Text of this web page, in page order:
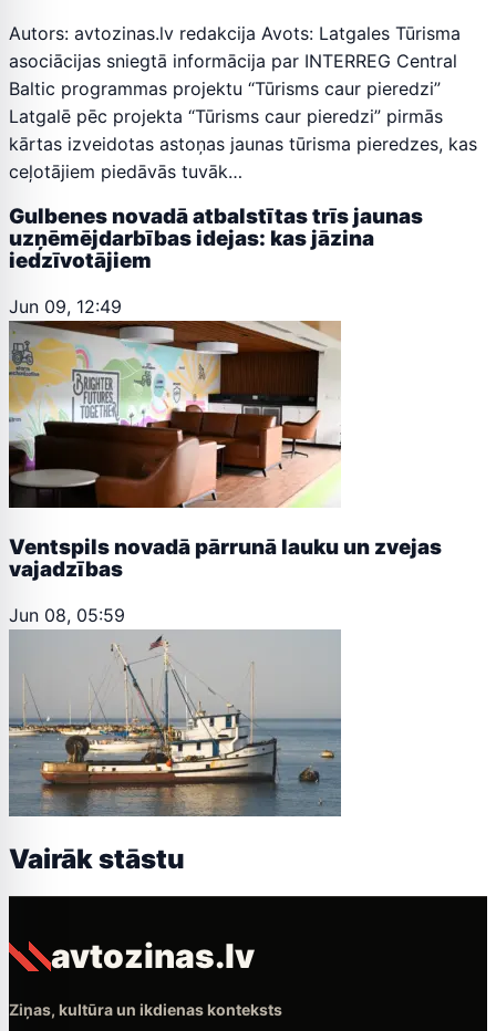
Autors: avtozinas.lv redakcija Avots: Latgales Tūrisma
asociācijas sniegtā informācija par INTERREG Central
Baltic programmas projektu “Tūrisms caur pieredzi”
Latgalē pēc projekta “Tūrisms caur pieredzi” pirmās
kārtas izveidotas astoņas jaunas tūrisma pieredzes, kas
ceļotājiem piedāvās tuvāk…
Gulbenes novadā atbalstītas trīs jaunas
uzņēmējdarbības idejas: kas jāzina
iedzīvotājiem
Jun 09, 12:49
Ventspils novadā pārrunā lauku un zvejas
vajadzības
Jun 08, 05:59
Vairāk stāstu
avtozinas.lv
Ziņas, kultūra un ikdienas konteksts